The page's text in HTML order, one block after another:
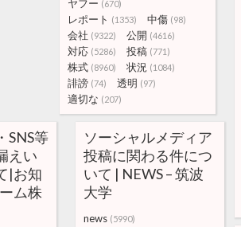
ヤフー (670)
レポート (1353) 中傷 (98)
会社 (9322) 公開 (4616)
対応 (5286) 投稿 (771)
株式 (8960) 状況 (1084)
誹謗 (74) 透明 (97)
適切な (207)
SNS等
えい
|お知
ム株
ソーシャルメディア
投稿に関わる件につ
いて | NEWS – 筑波
大学
news (5990)